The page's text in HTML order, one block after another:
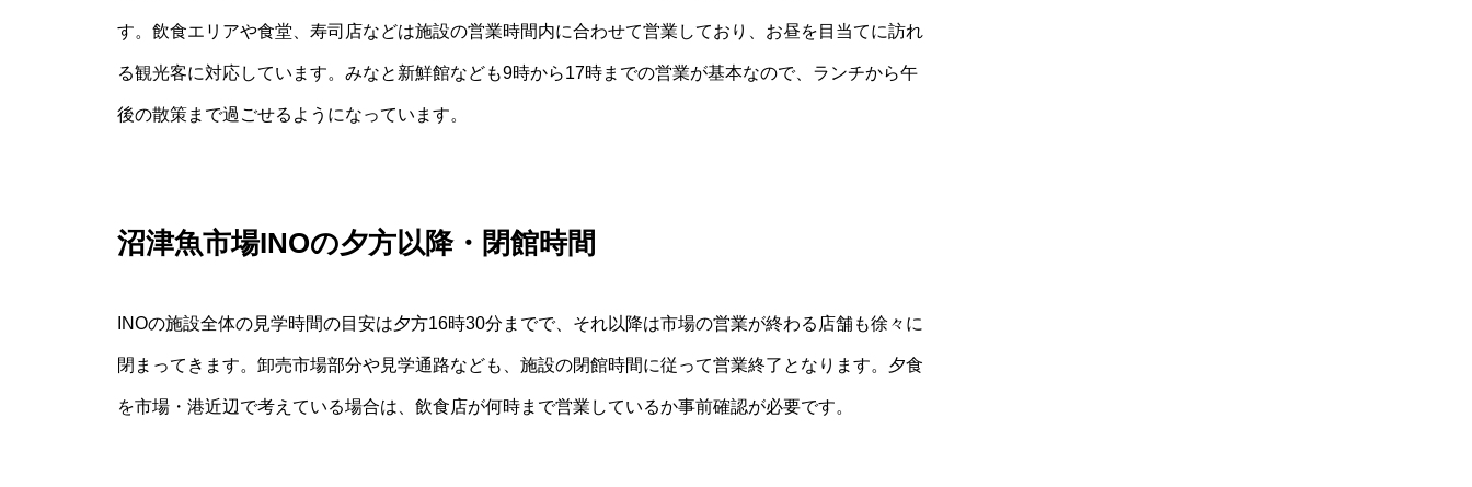
す。飲食エリアや食堂、寿司店などは施設の営業時間内に合わせて営業しており、お昼を目当てに訪れ
る観光客に対応しています。みなと新鮮館なども9時から17時までの営業が基本なので、ランチから午
後の散策まで過ごせるようになっています。
沼津魚市場INOの夕方以降・閉館時間
INOの施設全体の見学時間の目安は夕方16時30分までで、それ以降は市場の営業が終わる店舗も徐々に
閉まってきます。卸売市場部分や見学通路なども、施設の閉館時間に従って営業終了となります。夕食
を市場・港近辺で考えている場合は、飲食店が何時まで営業しているか事前確認が必要です。